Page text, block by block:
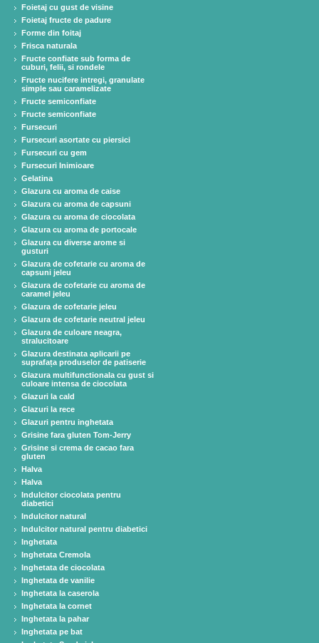
Foietaj cu gust de visine
Foietaj fructe de padure
Forme din foitaj
Frisca naturala
Fructe confiate sub forma de
cuburi, felii, si rondele
Fructe nucifere intregi, granulate
simple sau caramelizate
Fructe semiconfiate
Fructe semiconfiate
Fursecuri
Fursecuri asortate cu piersici
Fursecuri cu gem
Fursecuri Inimioare
Gelatina
Glazura cu aroma de caise
Glazura cu aroma de capsuni
Glazura cu aroma de ciocolata
Glazura cu aroma de portocale
Glazura cu diverse arome si
gusturi
Glazura de cofetarie cu aroma de
capsuni jeleu
Glazura de cofetarie cu aroma de
caramel jeleu
Glazura de cofetarie jeleu
Glazura de cofetarie neutral jeleu
Glazura de culoare neagra,
stralucitoare
Glazura destinata aplicarii pe
suprafața produselor de patiserie
Glazura multifunctionala cu gust si
culoare intensa de ciocolata
Glazuri la cald
Glazuri la rece
Glazuri pentru inghetata
Grisine fara gluten Tom-Jerry
Grisine si crema de cacao fara
gluten
Halva
Halva
Indulcitor ciocolata pentru
diabetici
Indulcitor natural
Indulcitor natural pentru diabetici
Inghetata
Inghetata Cremola
Inghetata de ciocolata
Inghetata de vanilie
Inghetata la caserola
Inghetata la cornet
Inghetata la pahar
Inghetata pe bat